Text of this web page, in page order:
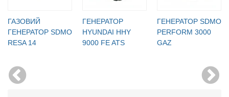
ГАЗОВИЙ
ГЕНЕРАТОР SDMO
RESA 14
ГЕНЕРАТОР
HYUNDAI HHY
9000 FE ATS
ГЕНЕРАТОР SDMO
PERFORM 3000
GAZ